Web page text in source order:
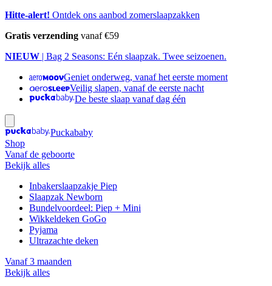
Hitte-alert! Ontdek ons aanbod zomerslaapzakken
Gratis verzending vanaf €59
NIEUW | Bag 2 Seasons: Eén slaapzak. Twee seizoenen.
Geniet onderweg, vanaf het eerste moment
Veilig slapen, vanaf de eerste nacht
De beste slaap vanaf dag één
Puckababy
Shop
Vanaf de geboorte
Bekijk alles
Inbakerslaapzakje Piep
Slaapzak Newborn
Bundelvoordeel: Piep + Mini
Wikkeldeken GoGo
Pyjama
Ultrazachte deken
Vanaf 3 maanden
Bekijk alles